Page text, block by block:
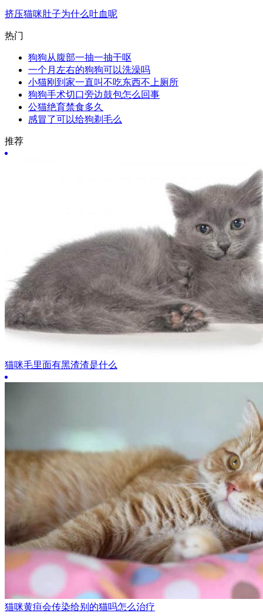
挤压猫咪肚子为什么吐血呢
热门
狗狗从腹部一抽一抽干呕
一个月左右的狗狗可以洗澡吗
小猫刚到家一直叫不吃东西不上厕所
狗狗手术切口旁边鼓包怎么回事
公猫绝育禁食多久
感冒了可以给狗剃毛么
推荐
猫咪毛里面有黑渣渣是什么
猫咪黄疸会传染给别的猫吗怎么治疗